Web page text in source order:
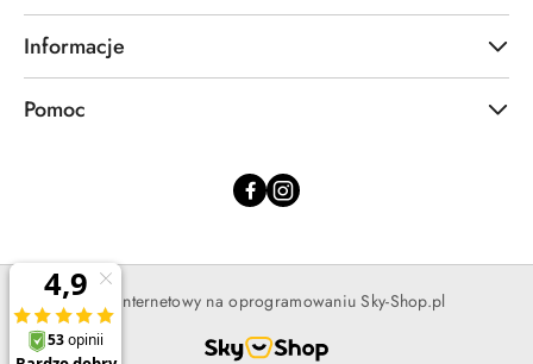
Informacje
Pomoc
Sklep internetowy na oprogramowaniu Sky-Shop.pl